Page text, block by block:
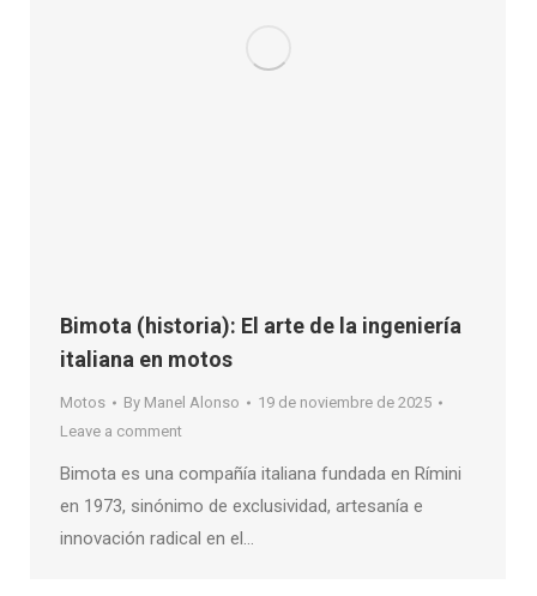
Bimota (historia): El arte de la ingeniería
italiana en motos
Motos By Manel Alonso
19 de noviembre de 2025
Leave a comment
Bimota es una compañía italiana fundada en Rímini
en 1973, sinónimo de exclusividad, artesanía e
innovación radical en el…